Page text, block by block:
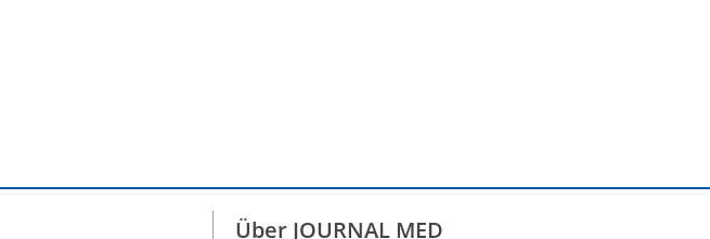
Über JOURNAL MED